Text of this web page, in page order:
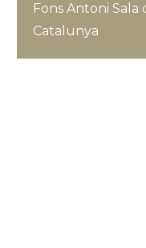
Fons Antoni Sala
Catalunya